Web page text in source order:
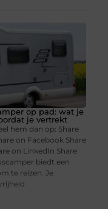
op pad: wat je
je vertrekt
hem dan op: Share
on Facebook Share
on LinkedIn Share
biedt een
te reizen. Je